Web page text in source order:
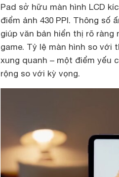
Pad sở hữu màn hình LCD
điểm ảnh 430 PPI. Thông số
giúp văn bản hiển thị rõ
game. Tỷ lệ màn hình so với
xung quanh – một điểm yếu
rộng so với kỳ vọng.